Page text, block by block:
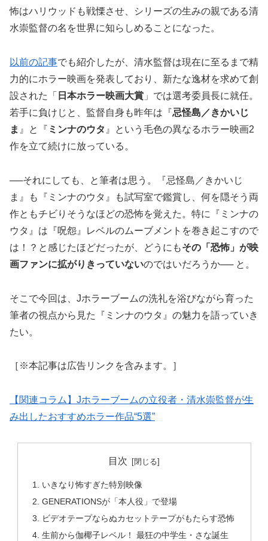
怖はハリウッドも戦慄させ、シリーズの生みの親である清
水崇監督の名を世界に知らしめることになった。
以前の記事でも紹介したが、清水監督は現在に至るまで精
力的にホラー映画を発表しており、新たな逸材を求めて創
設された「 日本ホラー映画大賞 」では選考委員長に就任。
若手に負けじと、監督自身も昨年は『忌怪島／きかいじ
ま 』と『 ミンナのウタ 』という毛色の異なるホラー映画2
作を立て続けに放っている。
──それにしても、と筆者は思う。『忌怪島／きかいじ
ま』も『ミンナのウタ』も試写室で鑑賞し、何を隠そう両
作ともチビりそうなほどの恐怖を覚えた。特に『ミンナの
ウタ』は『呪怨』レベルのムーブメントを巻き起こすので
は！？と感じたほどだったが、どうにもその「恐怖」が映
画ファンに拡がりきっていないのではいだろうか── と。
そこで今回は、Jホラーブームの洗礼を浴びながら育った
筆者の視点から見た『ミンナのウタ』の魅力を語っていき
たい。
［※本記事は広告リンクを含みます。］
【関連コラム】Jホラーブームの立役者・清水崇監督が生
み出したおすすめホラー作品“5選”
目次
いきなり怖すぎた特別映像
GENERATIONSが「本人役」で登場
ビデオテープならぬカセットテープがもたらす恐怖
生前から伽椰子レベル！ 最狂の中学生・さな誕生